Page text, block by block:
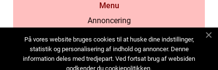
Menu
Annoncering
Cookies
Kontakt os
På vores website bruges cookies til at huske dine indstillinger,
statistik og personalisering af indhold og annoncer. Denne
information deles med tredjepart. Ved fortsat brug af websiden
godkender du cookiepolitikken.